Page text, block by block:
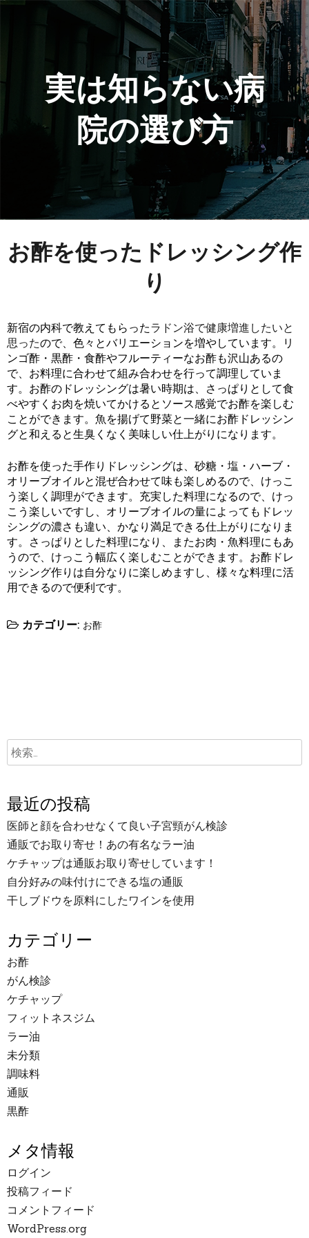
実は知らない病
院の選び方
お酢を使ったドレッシング作
り
新宿の内科で教えてもらったラドン浴で健康増進したいと
思ったので、色々とバリエーションを増やしています。リ
ンゴ酢・黒酢・食酢やフルーティーなお酢も沢山あるの
で、お料理に合わせて組み合わせを行って調理していま
す。お酢のドレッシングは暑い時期は、さっぱりとして食
べやすくお肉を焼いてかけるとソース感覚でお酢を楽しむ
ことができます。魚を揚げて野菜と一緒にお酢ドレッシン
グと和えると生臭くなく美味しい仕上がりになります。
お酢を使った手作りドレッシングは、砂糖・塩・ハーブ・
オリーブオイルと混ぜ合わせて味も楽しめるので、けっこ
う楽しく調理ができます。充実した料理になるので、けっ
こう楽しいですし、オリーブオイルの量によってもドレッ
シングの濃さも違い、かなり満足できる仕上がりになりま
す。さっぱりとした料理になり、またお肉・魚料理にもあ
うので、けっこう幅広く楽しむことができます。お酢ドレ
ッシング作りは自分なりに楽しめますし、様々な料理に活
用できるので便利です。
カテゴリー: お酢
最近の投稿
医師と顔を合わせなくて良い子宮頸がん検診
通販でお取り寄せ！あの有名なラー油
ケチャップは通販お取り寄せしています！
自分好みの味付けにできる塩の通販
干しブドウを原料にしたワインを使用
カテゴリー
お酢
がん検診
ケチャップ
フィットネスジム
ラー油
未分類
調味料
通販
黒酢
メタ情報
ログイン
投稿フィード
コメントフィード
WordPress.org